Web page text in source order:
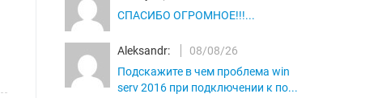
СПАСИБО ОГРОМНОЕ!!!...
Aleksandr:
08/08/26
Подскажите в чем проблема win
serv 2016 при подключении к по...